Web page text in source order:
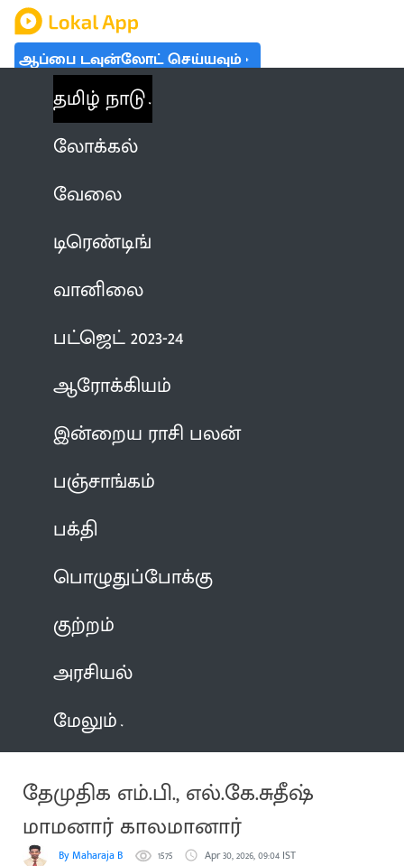
ஆப்பை டவுன்லோட் செய்யவும்
தமிழ் நாடு
லோக்கல்
வேலை
டிரெண்டிங்
வானிலை
பட்ஜெட் 2023-24
ஆரோக்கியம்
இன்றைய ராசி பலன்
பஞ்சாங்கம்
பக்தி
பொழுதுப்போக்கு
குற்றம்
அரசியல்
மேலும்
தேமுதிக எம்.பி., எல்.கே.சுதீஷ்
மாமனார் காலமானார்
By Maharaja B 1575 Apr 30, 2026, 09:04 IST